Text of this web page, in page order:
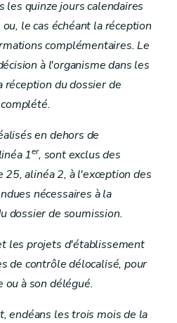
les quinze jours calendaires
le cas échéant la réception
complémentaires. Le
à l'organisme dans les
du dossier de
en dehors de
1er, sont exclus des
25, alinéa 2, à l'exception des
nécessaires à la
dossier de soumission.
les projets d'établissement
de contrôle délocalisé, pour
ou à son délégué.
endéans les trois mois de la